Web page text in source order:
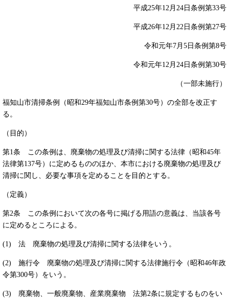
平成25年12月24日条例第33号
平成26年12月22日条例第27号
令和元年7月5日条例第8号
令和元年12月24日条例第30号
（一部未施行）
福知山市清掃条例（昭和29年福知山市条例第30号）の全部を改正す
る。
（目的）
第1条 この条例は、廃棄物の処理及び清掃に関する法律（昭和45年
法律第137号）に定めるもののほか、本市における廃棄物の処理及び
清掃に関し、必要な事項を定めることを目的とする。
（定義）
第2条 この条例において次の各号に掲げる用語の意義は、当該各号
に定めるところによる。
(1) 法 廃棄物の処理及び清掃に関する法律をいう。
(2) 施行令 廃棄物の処理及び清掃に関する法律施行令（昭和46年政
令第300号）をいう。
(3) 廃棄物、一般廃棄物、産業廃棄物 法第2条に規定するものをい